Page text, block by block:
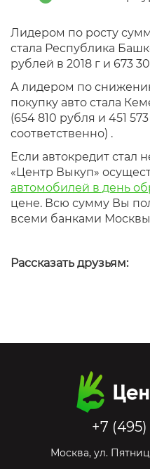
Лидером по росту
стала Республика
рублей в 2018 г и 673
А лидером по
покупку авто стала
(654 810 рубля и 451
соответственно) .
Если автокредит
«Центр Выкуп»
автомобилей в день
цене. Всю сумму Вы
всеми банками
Рассказать друзьям:
+7
Москва, ул.